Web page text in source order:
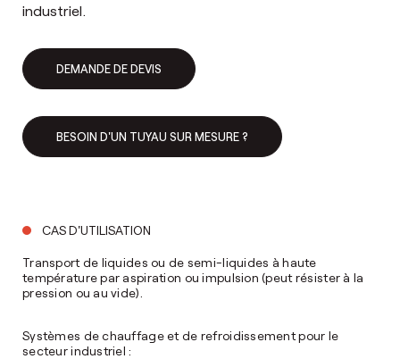
industriel.
DEMANDE DE DEVIS
BESOIN D'UN TUYAU SUR MESURE ?
CAS D'UTILISATION
Transport de liquides ou de semi-liquides à haute
température par aspiration ou impulsion (peut résister à la
pression ou au vide).
Systèmes de chauffage et de refroidissement pour le
secteur industriel :